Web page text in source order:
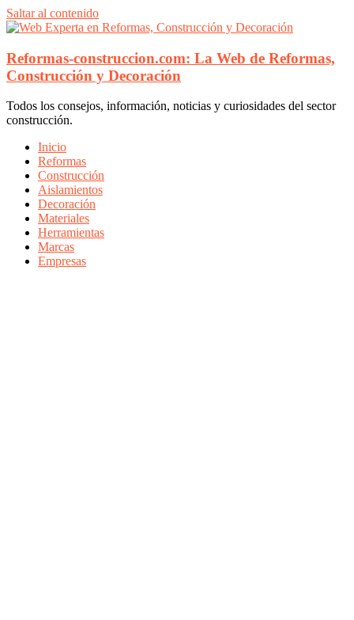
Saltar al contenido
Reformas-construccion.com: La Web de Reformas,
Construcción y Decoración
Todos los consejos, información, noticias y curiosidades del sector
construcción.
Inicio
Reformas
Construcción
Aislamientos
Decoración
Materiales
Herramientas
Marcas
Empresas